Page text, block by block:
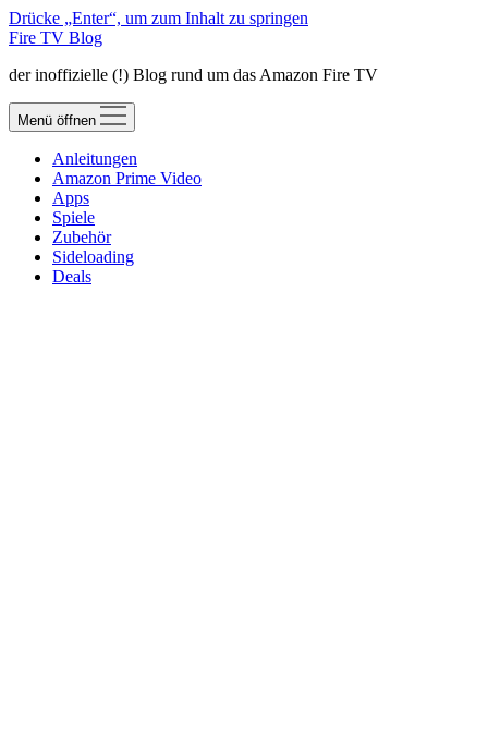
Drücke „Enter“, um zum Inhalt zu springen
Fire TV Blog
der inoffizielle (!) Blog rund um das Amazon Fire TV
Menü öffnen
Anleitungen
Amazon Prime Video
Apps
Spiele
Zubehör
Sideloading
Deals